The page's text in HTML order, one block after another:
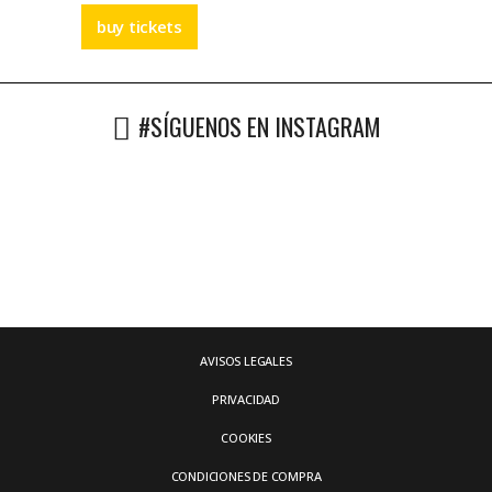
buy tickets
#SÍGUENOS EN INSTAGRAM
AVISOS LEGALES
PRIVACIDAD
COOKIES
CONDICIONES DE COMPRA